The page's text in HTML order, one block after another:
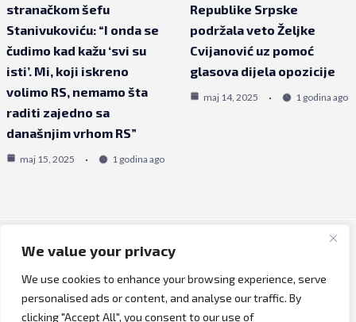
We value your privacy
We use cookies to enhance your browsing experience, serve
personalised ads or content, and analyse our traffic. By
clicking "Accept All", you consent to our use of
stranačkom šefu
Stanivukoviću: “I onda se
čudimo kad kažu ‘svi su
isti’. Mi, koji iskreno
volimo RS, nemamo šta
raditi zajedno sa
današnjim vrhom RS”
maj 15, 2025 1 godina ago
Republike Srpske
podržala veto Željke
Cvijanović uz pomoć
glasova dijela opozicije
maj 14, 2025 1 godina ago
Copyright © 2026 Bh Dijaspora.
O nama
Marketing